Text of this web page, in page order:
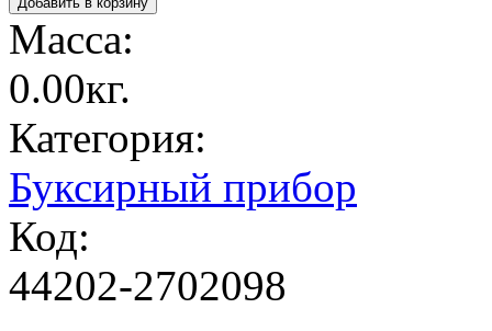
Масса:
0.00кг.
Категория:
Буксирный прибор
Код:
44202-2702098